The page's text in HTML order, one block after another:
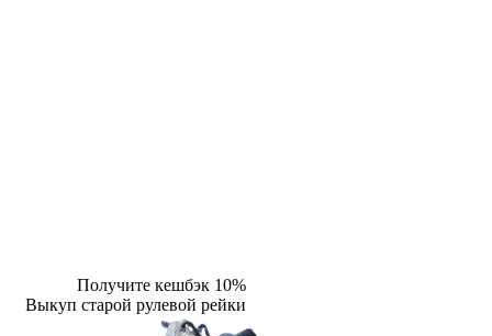
Получите кешбэк 10%
Выкуп старой рулевой рейки